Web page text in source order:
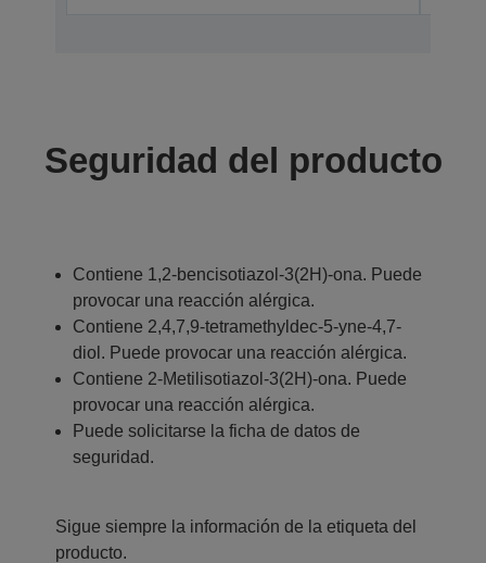
Seguridad del producto
Contiene 1,2-bencisotiazol-3(2H)-ona. Puede
provocar una reacción alérgica.
Contiene 2,4,7,9-tetramethyldec-5-yne-4,7-
diol. Puede provocar una reacción alérgica.
Contiene 2-Metilisotiazol-3(2H)-ona. Puede
provocar una reacción alérgica.
Puede solicitarse la ficha de datos de
seguridad.
Sigue siempre la información de la etiqueta del
producto.